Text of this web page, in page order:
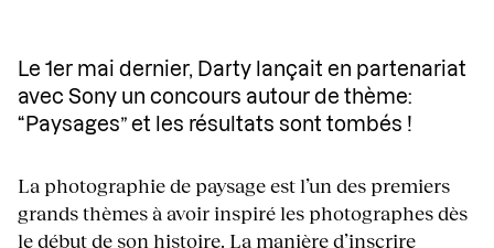
Le 1er mai dernier, Darty lançait en partenariat
avec Sony un concours autour de thème:
“Paysages” et les résultats sont tombés !
La photographie de paysage est l’un des premiers
grands thèmes à avoir inspiré les photographes dès
le début de son histoire. La manière d’inscrire